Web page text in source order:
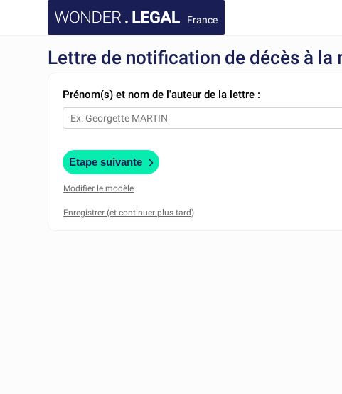
France
Lettre de notification de décès à
Prénom(s) et nom de l'auteur de la lettre :
Etape suivante
Modifier le modèle